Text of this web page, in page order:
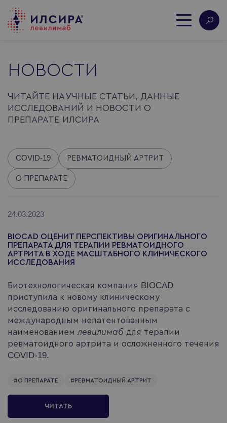
НОВОСТИ
ЧИТАЙТЕ НАУЧНЫЕ СТАТЬИ, ДАННЫЕ
ИССЛЕДОВАНИЙ И НОВОСТИ О
ПРЕПАРАТЕ ИЛСИРА
COVID-19 РЕВМАТОИДНЫЙ АРТРИТ
О ПРЕПАРАТЕ
24.03.2023
BIOCAD ОЦЕНИТ ПЕРСПЕКТИВЫ ОРИГИНАЛЬНОГО
ПРЕПАРАТА ДЛЯ ТЕРАПИИ РЕВМАТОИДНОГО
АРТРИТА В ХОДЕ МАСШТАБНОГО КЛИНИЧЕСКОГО
ИССЛЕДОВАНИЯ
Биотехнологическая компания BIOCAD
приступила к новому клиническому
исследованию оригинального препарата с
международным непатентованным
наименованием левилимаб для терапии
ревматоидного артрита и осложненного течения
CОVID-19.
#О ПРЕПАРАТЕ #РЕВМАТОИДНЫЙ АРТРИТ
ЧИТАТЬ